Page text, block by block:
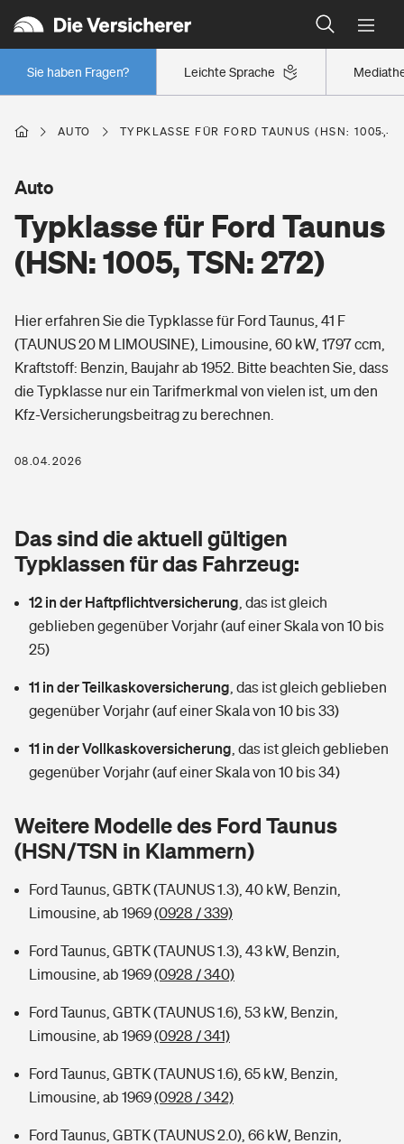
Leichte Sprache
Sie haben Fragen?
Wer versichert was: Jetzt Versicherer finden
Regionalklassen: So ist Ihre Region eingestuft
Wer versichert was: Jetzt Versicherer finden
Berufsunfähigkeitsversicherung
Erwerbsunfähigkeitsversicherung
Grundfähigkeitsversicherung
Arbeitsrechtsschutz
Berufshaftpflichtversicherung
Zur Übersicht
Tools
Wer versichert was: Jetzt Versicherer finden
Sie haben Fragen?
Wohnen
Elementarversicherung
Glasversicherung
Mietkautionsversicherung
Restkreditversicherung
Hochwasser-Check: Wie gefährdet ist Ihr Haus?
Wer versichert was: Jetzt Versicherer finden
Sie haben Fragen?
Freizeit
Pri­vate Haft­pflicht­
Kinderunfall­ver­si­che­rung
Kinderinvalidität
Hundehalter-Haftpflicht
Private Cyberversicherung
Musikinstrumentenversicherung
Zur Übersicht
Tools
Kinderunfall-Check: Mehr Sicherheit für deine Kids
Gesundheit
Private Krankenversicherung
Dread-Disease-Versicherung
Tierkrankenversicherung
Zur Übersicht
Tools
Wer versichert was: Jetzt Versicherer finden
Sie haben Fragen?
Rentenrechner: Wie viel Geld bekomme ich im Alter?
AUTO TYPKLASSE FÜR FORD TAUNUS (HSN: 1005,
Typklasse für Ford Taunus
(HSN: 1005, TSN: 272)
Auto
Hier erfahren Sie die Typklasse für Ford Taunus, 41 F
(TAUNUS 20 M LIMOUSINE), Limousine, 60 kW, 1797 ccm,
Kraftstoff: Benzin, Baujahr ab 1952. Bitte beachten Sie, dass
die Typklasse nur ein Tarifmerkmal von vielen ist, um den
Kfz-Versicherungsbeitrag zu berechnen.
08.04.2026
Das sind die aktuell gültigen
Typklassen für das Fahrzeug:
12 in der Haftpflichtversicherung das ist gleich
geblieben gegenüber Vorjahr (auf einer Skala von 10 bis
25)
11 in der Teilkaskoversicherung das ist gleich geblieben
gegenüber Vorjahr (auf einer Skala von 10 bis 33)
11 in der Vollkaskoversicherung das ist gleich geblieben
gegenüber Vorjahr (auf einer Skala von 10 bis 34)
Weitere Modelle des Ford Taunus
(HSN/TSN in Klammern)
Ford Taunus, GBTK (TAUNUS 1.3), 40 kW, Benzin,
Limousine, ab 1969(0928 / 339)
Ford Taunus, GBTK (TAUNUS 1.3), 43 kW, Benzin,
Limousine, ab 1969(0928 / 340)
Ford Taunus, GBTK (TAUNUS 1.6), 53 kW, Benzin,
Limousine, ab 1969(0928 / 341)
Ford Taunus, GBTK (TAUNUS 1.6), 65 kW, Benzin,
Limousine, ab 1969(0928 / 342)
Ford Taunus, GBTK (TAUNUS 2.0), 66 kW, Benzin,